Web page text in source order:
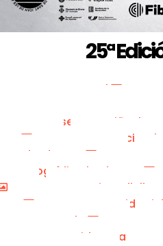
25ª
Marc Cargol
Joan Pous - Grup
Montserrat Suriñach -
Menci
Abadesses
Fotogràfic Abadesses
Maria Cullell
David
Ramoneda
Taga Kids -